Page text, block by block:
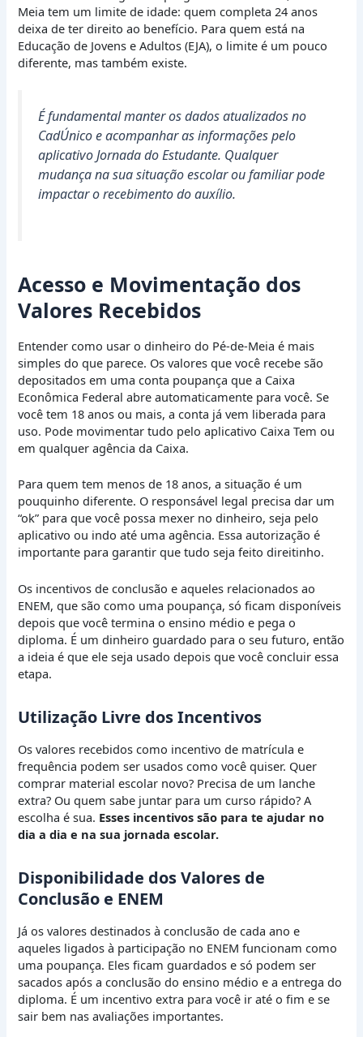
Meia tem um limite de idade: quem completa 24 anos
deixa de ter direito ao benefício. Para quem está na
Educação de Jovens e Adultos (EJA), o limite é um pouco
diferente, mas também existe.
É fundamental manter os dados atualizados no
CadÚnico e acompanhar as informações pelo
aplicativo Jornada do Estudante. Qualquer
mudança na sua situação escolar ou familiar pode
impactar o recebimento do auxílio.
Acesso e Movimentação dos
Valores Recebidos
Entender como usar o dinheiro do Pé-de-Meia é mais
simples do que parece. Os valores que você recebe são
depositados em uma conta poupança que a Caixa
Econômica Federal abre automaticamente para você. Se
você tem 18 anos ou mais, a conta já vem liberada para
uso. Pode movimentar tudo pelo aplicativo Caixa Tem ou
em qualquer agência da Caixa.
Para quem tem menos de 18 anos, a situação é um
pouquinho diferente. O responsável legal precisa dar um
“ok” para que você possa mexer no dinheiro, seja pelo
aplicativo ou indo até uma agência. Essa autorização é
importante para garantir que tudo seja feito direitinho.
Os incentivos de conclusão e aqueles relacionados ao
ENEM, que são como uma poupança, só ficam disponíveis
depois que você termina o ensino médio e pega o
diploma. É um dinheiro guardado para o seu futuro, então
a ideia é que ele seja usado depois que você concluir essa
etapa.
Utilização Livre dos Incentivos
Os valores recebidos como incentivo de matrícula e
frequência podem ser usados como você quiser. Quer
comprar material escolar novo? Precisa de um lanche
extra? Ou quem sabe juntar para um curso rápido? A
escolha é sua. Esses incentivos são para te ajudar no
dia a dia e na sua jornada escolar.
Disponibilidade dos Valores de
Conclusão e ENEM
Já os valores destinados à conclusão de cada ano e
aqueles ligados à participação no ENEM funcionam como
uma poupança. Eles ficam guardados e só podem ser
sacados após a conclusão do ensino médio e a entrega do
diploma. É um incentivo extra para você ir até o fim e se
sair bem nas avaliações importantes.